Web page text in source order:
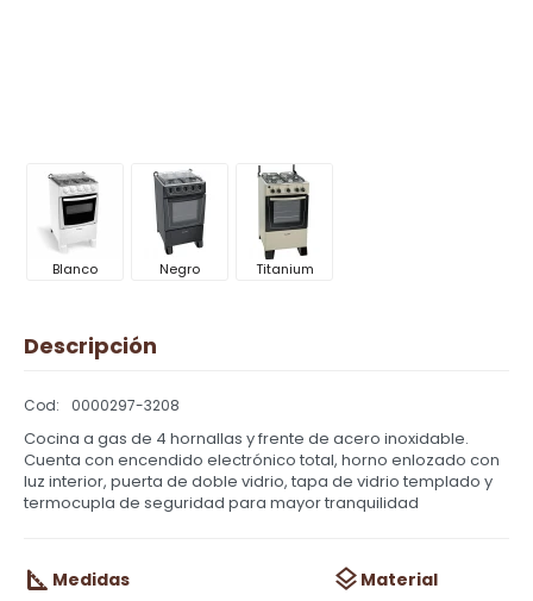
Blanco Negro Titanium
Descripción
0000297-3208
Cocina a gas de 4 hornallas y frente de acero inoxidable.
Cuenta con encendido electrónico total, horno enlozado con
luz interior, puerta de doble vidrio, tapa de vidrio templado y
termocupla de seguridad para mayor tranquilidad
Medidas Material